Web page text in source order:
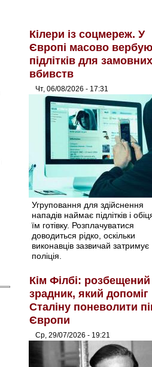
Кілери із соцмереж. У
Європі масово
підлітків для замовних
вбивств
Чт, 06/08/2026 - 17:31
Угруповання для здійснення
нападів наймає підлітків і
їм готівку. Розплачуватися
доводиться рідко, оскільки
виконавців зазвичай затримує
поліція.
Кім Філбі: розбещений
зрадник, який допоміг
Сталіну поневолити
Європи
Ср, 29/07/2026 - 19:21